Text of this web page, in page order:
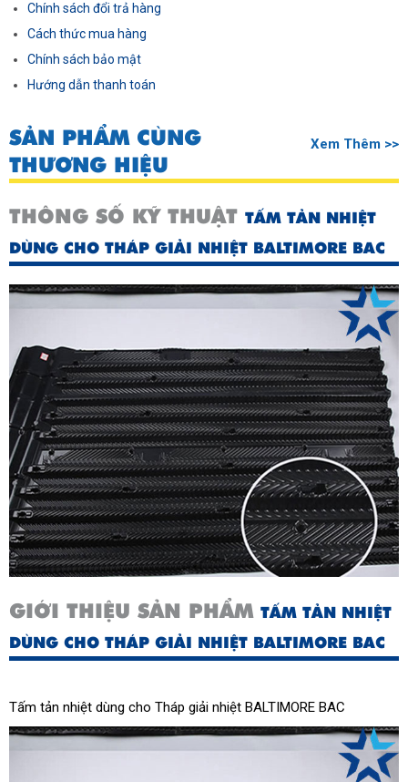
Chính sách đổi trả hàng
Cách thức mua hàng
Chính sách bảo mật
Hướng dẫn thanh toán
SẢN PHẨM CÙNG
THƯƠNG HIỆU
Xem Thêm >>
THÔNG SỐ KỸ THUẬT TẤM TẢN NHIỆT
DÙNG CHO THÁP GIẢI NHIỆT BALTIMORE BAC
GIỚI THIỆU SẢN PHẨM TẤM TẢN NHIỆT
DÙNG CHO THÁP GIẢI NHIỆT BALTIMORE BAC
Tấm tản nhiệt dùng cho Tháp giải nhiệt BALTIMORE BAC